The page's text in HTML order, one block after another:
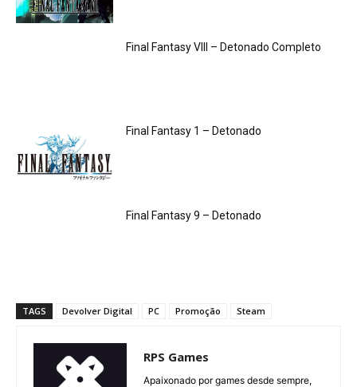
Final Fantasy VIII – Detonado Completo
Final Fantasy 1 – Detonado
Final Fantasy 9 – Detonado
TAGS Devolver Digital PC Promoção Steam
RPS Games
Apaixonado por games desde sempre,